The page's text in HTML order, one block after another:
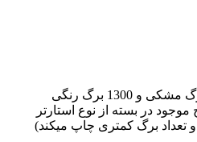
موجود در بسته از نوع استارتر
و تعداد برگ کمتری چاپ میکند)